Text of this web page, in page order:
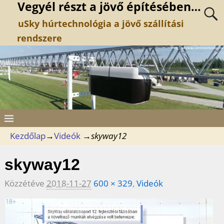
Vegyél részt a jövő építésében…
uSky húrtechnológia a jövő szállítási
rendszere
Kezdőlap→Videók →skyway12
skyway12
Közzétéve 2018-11-27 600 × 329, Videók